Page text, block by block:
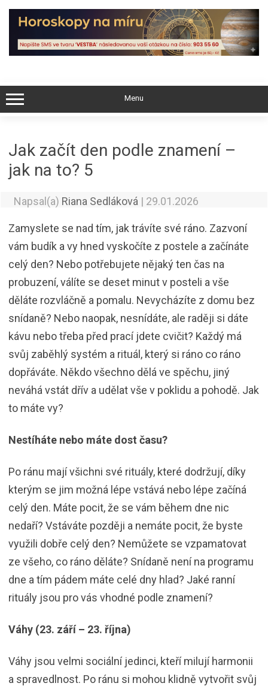
Skip
content
Menu
Jak začít den podle znamení –
jak na to? 5
Napsal(a) Riana Sedláková | 29.01.2026
Zamyslete se nad tím, jak trávíte své ráno. Zazvoní
vám budík a vy hned vyskočíte z postele a začínáte
celý den? Nebo potřebujete nějaký ten čas na
probuzení, válíte se deset minut v posteli a vše
děláte rozvláčně a pomalu. Nevycházíte z domu bez
snídaně? Nebo naopak, nesnídáte, ale raději si dáte
kávu nebo třeba před prací jdete cvičit? Každý má
svůj zaběhlý systém a rituál, který si ráno co ráno
dopřáváte. Někdo všechno dělá ve spěchu, jiný
neváhá vstát dřív a udělat vše v poklidu a pohodě. Jak
to máte vy?
Nestíháte nebo máte dost času?
Po ránu mají všichni své rituály, které dodržují, díky
kterým se jim možná lépe vstává nebo lépe začíná
celý den. Máte pocit, že se vám během dne nic
nedaří? Vstáváte později a nemáte pocit, že byste
využili dobře celý den? Nemůžete se vzpamatovat
ze všeho, co ráno děláte? Snídaně není na programu
dne a tím pádem máte celé dny hlad? Jaké ranní
rituály jsou pro vás vhodné podle znamení?
Váhy (23. září – 23. října)
Váhy jsou velmi sociální jedinci, kteří milují harmonii
a spravedlnost. Po ránu si mohou klidně vytvořit svůj